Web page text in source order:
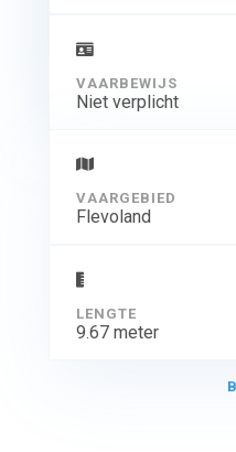
VAARBEWIJS
Niet verplicht
VAARGEBIED
Flevoland
LENGTE
9.67 meter